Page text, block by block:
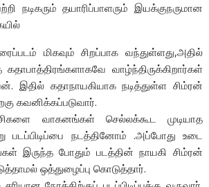
நடிகரும் தயாரிப்பாளரும் இயக்குநருமான
மிகவும் சிறப்பாக வந்துள்ளது,அதில்
வாழ்ந்திருக்கிறார்கள்
இதில் கதாநாயகியாக நடித்துள்ள சிம்ரன்
கவனிக்கப்படுவார்.
வாகனங்கள் செல்லக்கூட முடியாத
படப்பிடிப்பை நடத்தினோம் .அப்போது உடை
இருந்த போதும் படத்தின் நாயகி சிம்ரன்
ஒத்துழைப்பு கொடுத்தார்.